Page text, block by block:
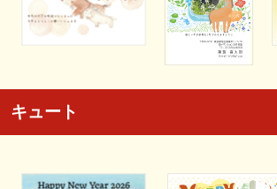
キュート